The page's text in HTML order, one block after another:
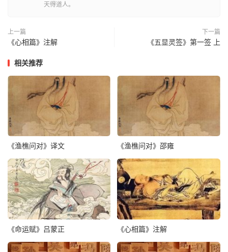
第二十二吉 渐渐浓云散 看看月再明 逢春华果秀 雨过竹重
青
第二十三吉 红云随步起 一箭中青霄 鹿行千里远 争知去路
第二十四凶 三女莫相逢 盟言说未通 门里心肝挂 缟素子重
重
第二十五吉 枯木逢春生 前途必利亨 亦得佳人箭 乘车禄自
行
第二十六吉 将军有异声 进兵万里程 争知临敌处 道胜却虚
名
第二十七吉 望禄应重山 花红喜悦颜 举头看皎月 渐出黑云
间
天得道人。
上一篇
《心相篇》注解
下一篇
《五显灵签》第一签 上
相关推荐
《渔樵问对》译文 《渔樵问对》邵雍
《命运赋》吕蒙正 《心相篇》注解